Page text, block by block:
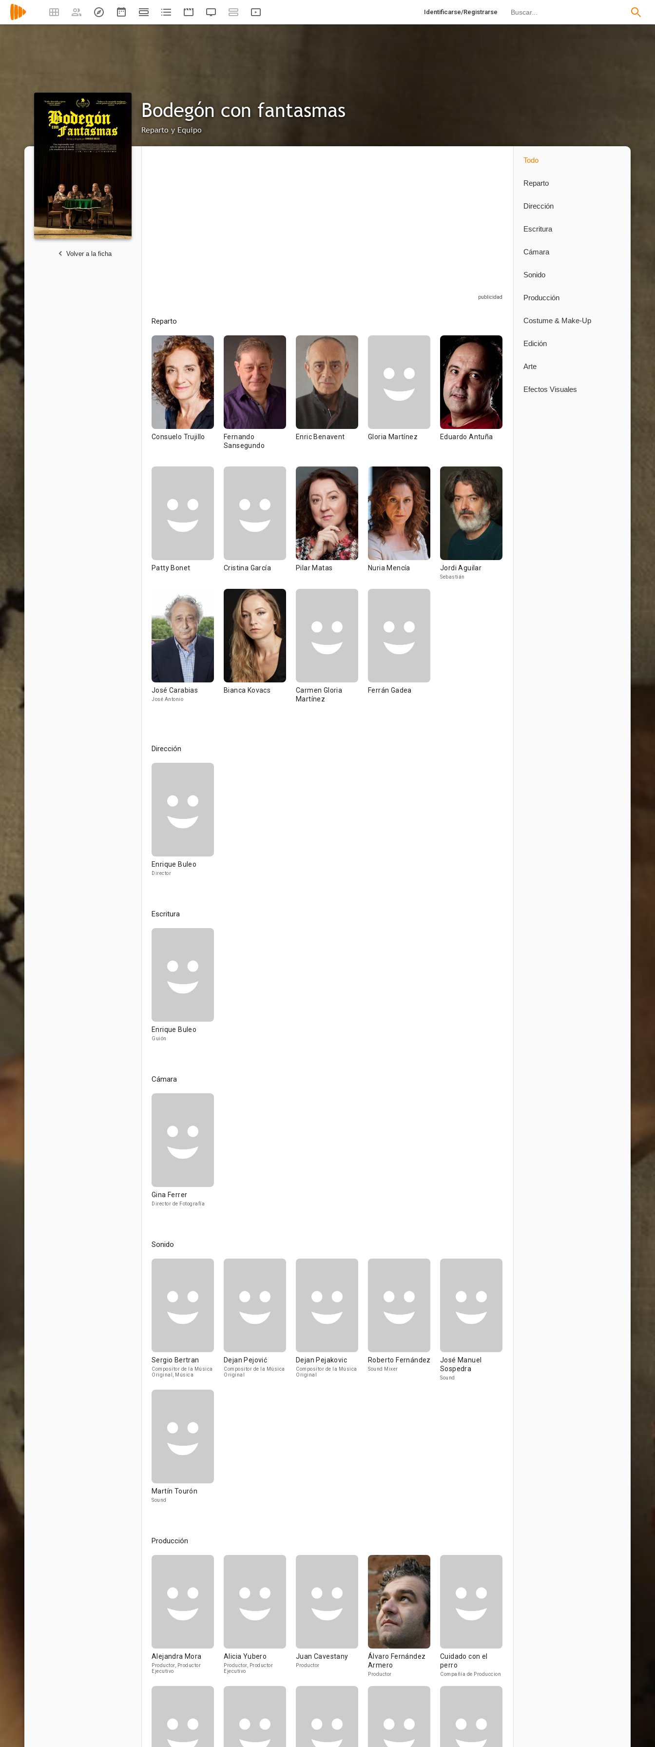
Identificarse/Registrarse
Bodegón con fantasmas
Reparto y Equipo
Volver a la ficha
Reparto
Consuelo Trujillo
Fernando
Sansegundo
Enric Benavent Gloria Martínez Eduardo Antuña
Patty Bonet Cristina García Pilar Matas Nuria Mencía Jordi Aguilar
Sebastián
José Carabias
José Antonio
Bianca Kovacs
Carmen Gloria
Martínez
Ferrán Gadea
Dirección
Enrique Buleo
Director
Escritura
Enrique Buleo
Guión
Cámara
Gina Ferrer
Director de Fotografía
Sonido
Sergio Bertran
Compositor de la Música
Original, Música
Dejan Pejović
Compositor de la Música
Original
Dejan Pejakovic
Compositor de la Música
Original
Roberto Fernández
Sound Mixer
José Manuel
Sospedra
Sound
Martín Tourón
Sound
Producción
Alejandra Mora
Productor, Productor
Ejecutivo
Alicia Yubero
Productor, Productor
Ejecutivo
Juan Cavestany
Productor
Álvaro Fernández
Armero
Productor
Cuidado con el
perro
Compañía de Produccion
Todo
Reparto
Dirección
Escritura
Cámara
Sonido
Producción
Costume & Make-Up
Edición
Arte
Efectos Visuales